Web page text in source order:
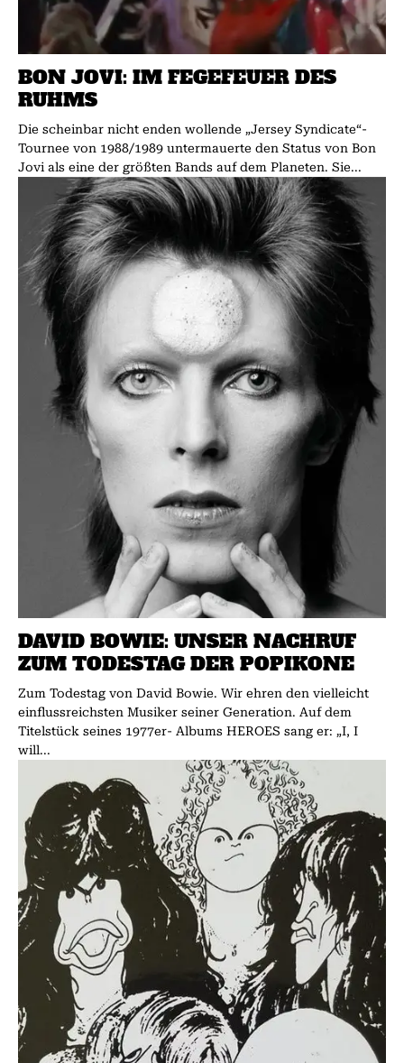
BON JOVI: IM FEGEFEUER DES
RUHMS
Die scheinbar nicht enden wollende „Jersey Syndicate“-
Tournee von 1988/1989 untermauerte den Status von Bon
Jovi als eine der größten Bands auf dem Planeten. Sie...
DAVID BOWIE: UNSER NACHRUF
ZUM TODESTAG DER POPIKONE
Zum Todestag von David Bowie. Wir ehren den vielleicht
einflussreichsten Musiker seiner Generation. Auf dem
Titelstück seines 1977er- Albums HEROES sang er: „I, I
will...